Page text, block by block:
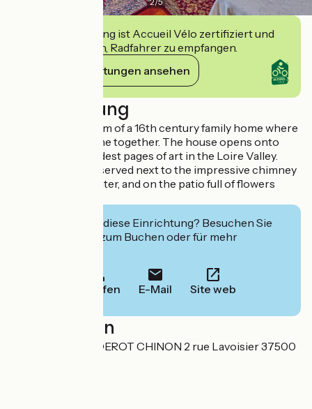
Diese Einrichtung ist Accueil Vélo zertifiziert und
verpflichtet sich, Radfahrer zu empfangen.
Ihre Verpflichtungen ansehen
Beschreibung
The discrete charm of a 16th century family home where
the centuries come together. The house opens onto
some of the proudest pages of art in the Loire Valley.
Breakfast can be served next to the impressive chimney
breast during Winter, and on the patio full of flowers
Interessiert Sie diese Einrichtung? Besuchen Sie
deren Website zum Buchen oder für mehr
Anrufen E-Mail Site web
Localisation
SARL HOTEL DIDEROT CHINON 2 rue Lavoisier 37500